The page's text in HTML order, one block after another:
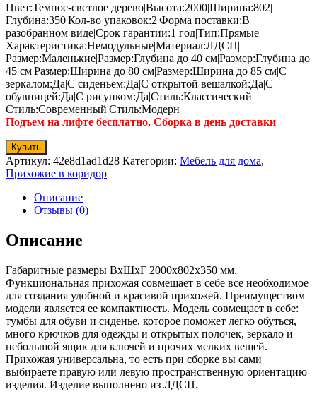
Цвет:Темное-cветлое дерево|Высота:2000|Ширина:802|
Глубина:350|Кол-во упаковок:2|Форма поставки:В
разобранном виде|Срок гарантии:1 год|Тип:Прямые|
Характеристика:Немодульные|Материал:ЛДСП|
Размер:Маленькие|Размер:Глубина до 40 см|Размер:Глубина до
45 см|Размер:Ширина до 80 см|Размер:Ширина до 85 см|С
зеркалом:Да|С сиденьем:Да|С открытой вешалкой:Да|С
обувницей:Да|С рисунком:Да|Стиль:Классический|
Стиль:Современный|Стиль:Модерн
Подъем на лифте бесплатно. Сборка в день доставки
Купить
Артикул: 42e8d1ad1d28 Категории: Мебель для дома,
Прихожие в коридор
Описание
Отзывы (0)
Описание
Габаритные размеры ВхШхГ 2000x802x350 мм.
Функциональная прихожая совмещает в себе все необходимое
для создания удобной и красивой прихожей. Преимуществом
модели является ее компактность. Модель совмещает в себе:
тумбы для обуви и сиденье, которое поможет легко обуться,
много крючков для одежды и открытых полочек, зеркало и
небольшой ящик для ключей и прочих мелких вещей.
Прихожая универсальна, то есть при сборке вы сами
выбираете правую или левую пространственную ориентацию
изделия. Изделие выполнено из ЛДСП.